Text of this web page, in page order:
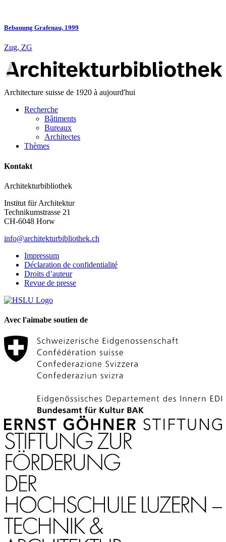
Bebauung Grafenau, 1999
Zug, ZG
Architecture suisse de 1920 à aujourd'hui
Recherche
Bâtiments
Bureaux
Architectes
Thèmes
Kontakt
Architekturbibliothek
Institut für Architektur
Technikumstrasse 21
CH-6048 Horw
info@architekturbibliothek.ch
Impressum
Déclaration de confidentialité
Droits d’auteur
Revue de presse
Avec l'aimabe soutien de